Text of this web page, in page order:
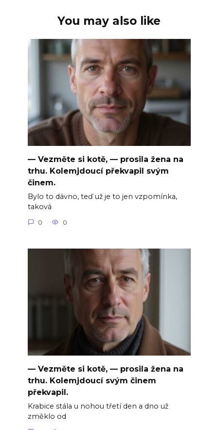
You may also like
— Vezměte si kotě, — prosila žena na
trhu. Kolemjdoucí překvapil svým
činem.
Bylo to dávno, teď už je to jen vzpomínka,
taková
0 0
— Vezměte si kotě, — prosila žena na
trhu. Kolemjdoucí svým činem
překvapil.
Krabice stála u nohou třetí den a dno už
změklo od